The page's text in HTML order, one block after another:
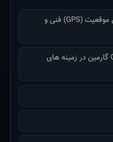
واردات و تامین سیستم های تعیین موقعیت (GPS) فنی و
ساعت های هوشمند متکی به GPS گارمین در زمینه های